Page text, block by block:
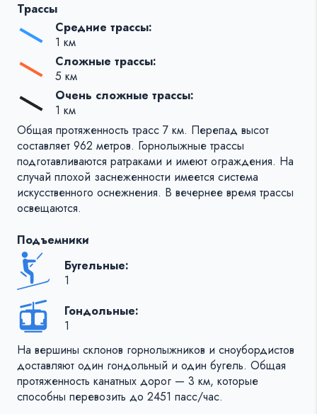
Трассы
Средние трассы:
1 км
Сложные трассы:
5 км
Очень сложные трассы:
1 км
Общая протяженность трасс 7 км. Перепад высот
составляет 962 метров. Горнолыжные трассы
подготавливаются ратраками и имеют ограждения. На
случай плохой заснеженности имеется система
искусственного оснежнения. В вечернее время трассы
освещаются.
Подъемники
Бугельные:
1
Гондольные:
1
На вершины склонов горнолыжников и сноубордистов
доставляют один гондольный и один бугель. Общая
протяженность канатных дорог — 3 км, которые
способны перевозить до 2451 пасс/час.